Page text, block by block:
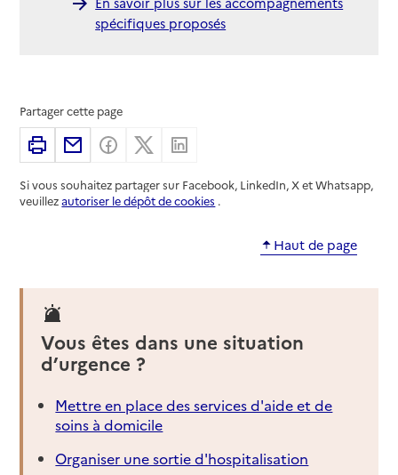
spécifiques proposés
Partager cette page
ImprimerPartager par email
Partager sur Facebook
Partager sur X
Si vous souhaitez partager sur Facebook, LinkedIn, X et Whatsapp,
veuillezautoriser le dépôt de cookies .
Haut de page
Vous êtes dans une situation
d’urgence ?
Mettre en place des services d'aide et de
soins à domicile
Organiser une sortie d'hospitalisation